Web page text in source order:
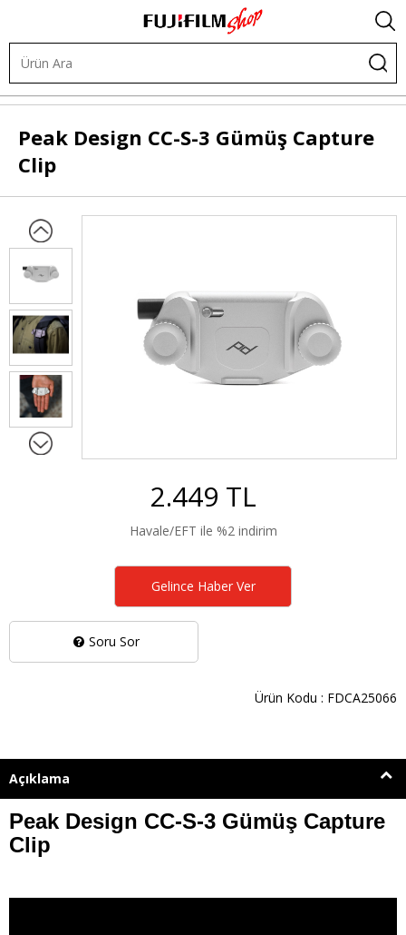
Peak Design CC-S-3 Gümüş Capture
Clip
Soru Sor
2.449 TL
Havale/EFT ile %2 indirim
Ürün Kodu : FDCA25066
Gelince Haber Ver
Açıklama
Peak Design CC-S-3 Gümüş Capture
Clip